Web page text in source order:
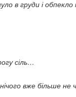
в груди і
сіль…
вже більше не